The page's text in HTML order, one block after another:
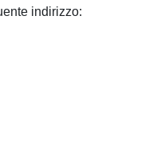
indirizzo: